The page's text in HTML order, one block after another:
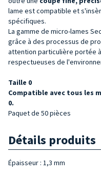
lame est compatible et
spécifiques.
La gamme de micro-lames
grâce à des processus de
attention particulière portée
respectueuses de
Taille 0
Compatible avec tous les
0.
Paquet de 50 pièces
Détails produits
Épaisseur : 1,3 mm